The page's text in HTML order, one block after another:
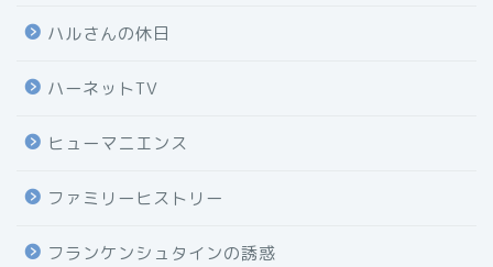
ハルさんの休日
ハーネットTV
ヒューマニエンス
ファミリーヒストリー
フランケンシュタインの誘惑